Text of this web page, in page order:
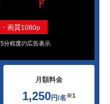
ド
画質1080p
分程度の広告表示
月額料金
1,250円/名※1